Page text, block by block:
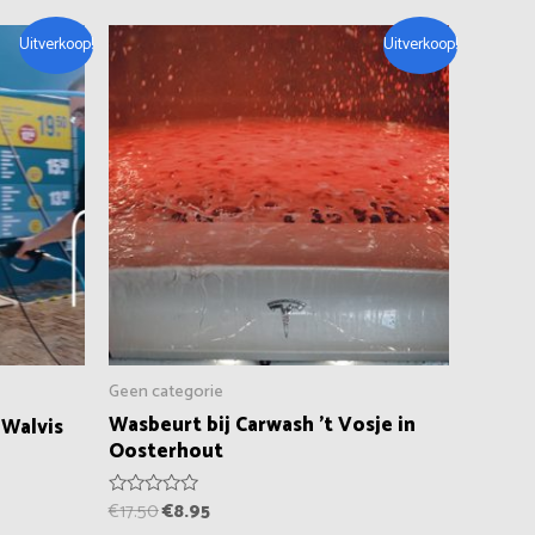
Uitverkoop! Uitverkoop!
Geen categorie
Wasbeurt bij Carwash ’t Vosje in
Oosterhout
Waardering
€17.50
Oorspronkelijke
prijs
was:
€17.50.
€8.95
Huidige
prijs
€8.95.